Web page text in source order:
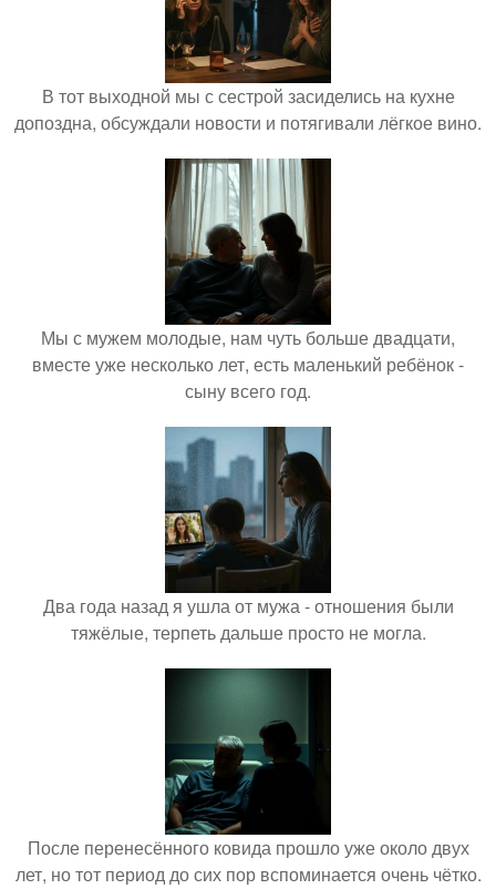
В тот выходной мы с сестрой засиделись на кухне
допоздна, обсуждали новости и потягивали лёгкое вино.
Мы с мужем молодые, нам чуть больше двадцати,
вместе уже несколько лет, есть маленький ребёнок -
сыну всего год.
Два года назад я ушла от мужа - отношения были
тяжёлые, терпеть дальше просто не могла.
После перенесённого ковида прошло уже около двух
лет, но тот период до сих пор вспоминается очень чётко.